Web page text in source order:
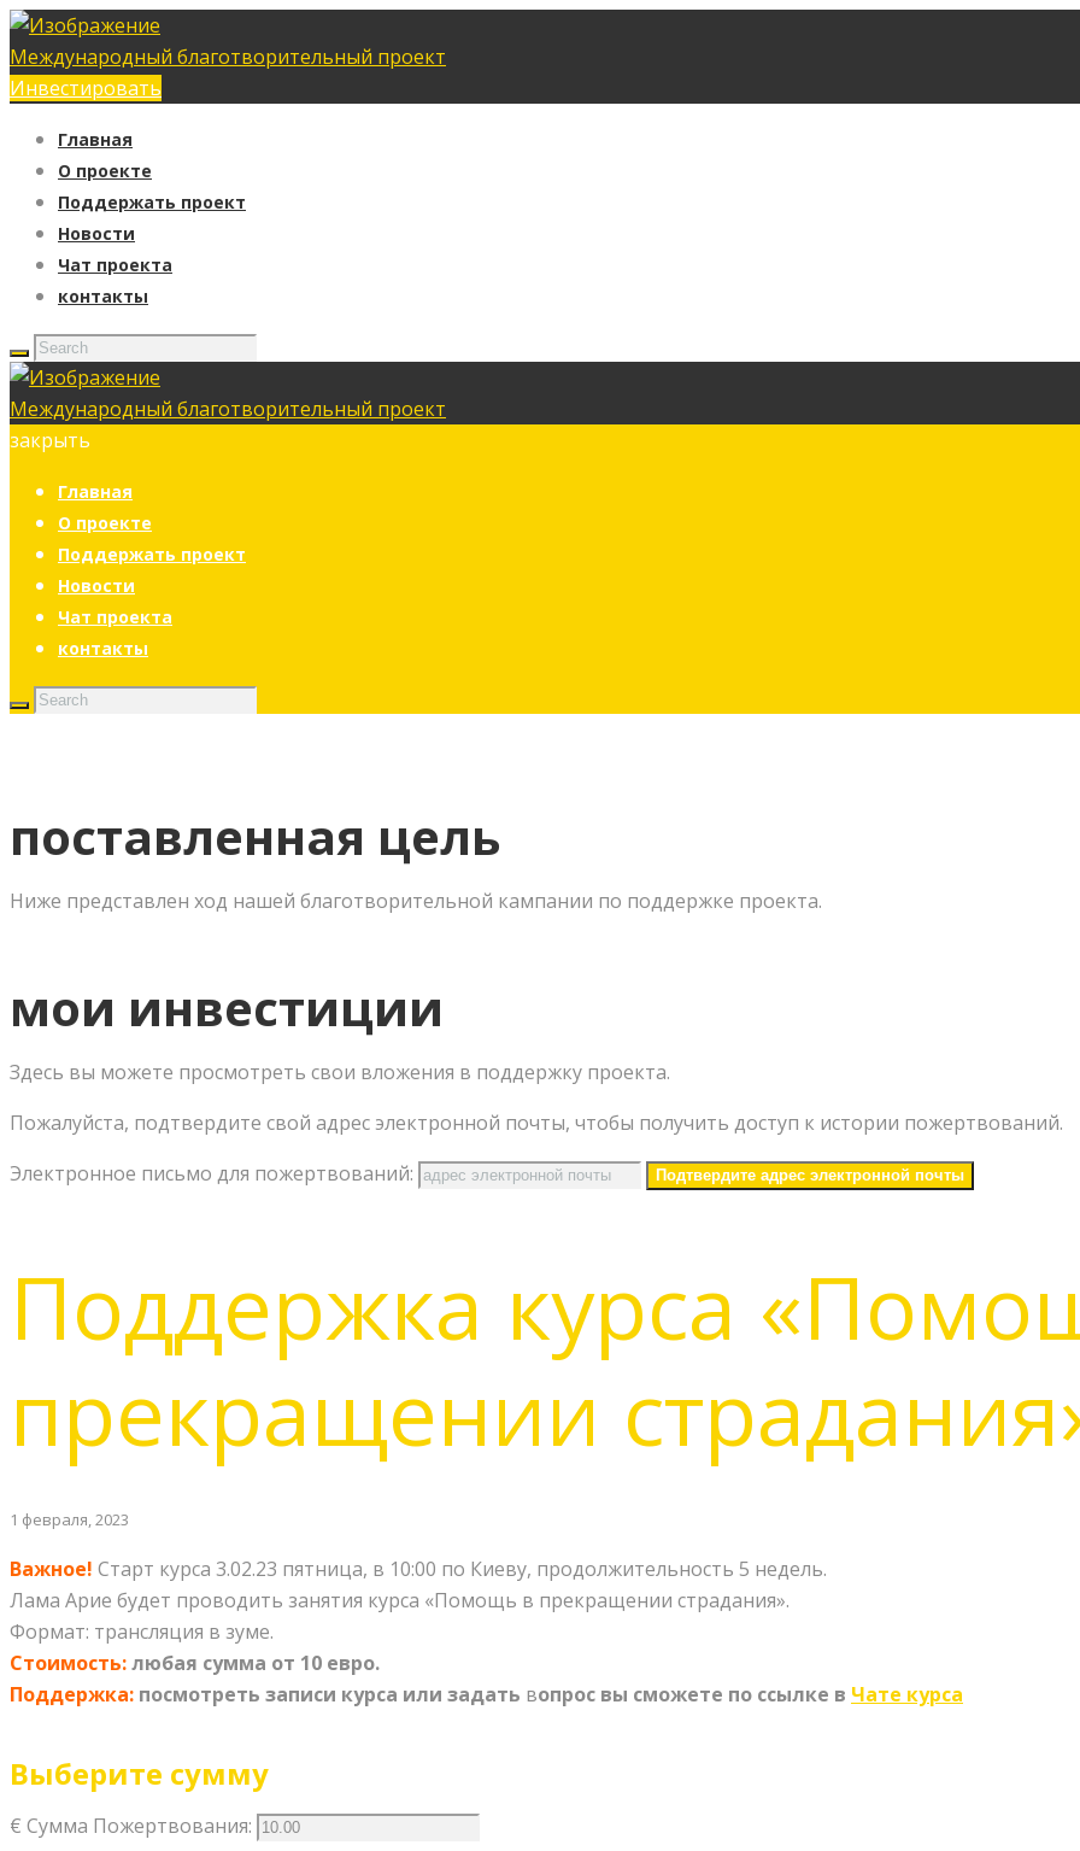
Международный благотворительный проект
Инвестировать
Главная
О проекте
Поддержать проект
Новости
Чат проекта
контакты
Международный благотворительный проект
закрыть
Главная
О проекте
Поддержать проект
Новости
Чат проекта
контакты
поставленная цель
Ниже представлен ход нашей благотворительной кампании по поддержке проекта.
мои инвестиции
Здесь вы можете просмотреть свои вложения в поддержку проекта.
Пожалуйста, подтвердите свой адрес электронной почты, чтобы получить доступ к истории пожертвований.
Электронное письмо для пожертвований:
Поддержка курса
прекращении
1 февраля, 2023
Важное! Старт курса 3.02.23 пятница, в 10:00 по Киеву, продолжительность 5 недель.
Лама Арие будет проводить занятия курса «Помощь в прекращении страдания».
Формат: трансляция в зуме.
Стоимость:любая сумма от 10 евро.
Поддержка: посмотреть записи курса или задать вопрос вы сможете по ссылке в Чате курса
Выберите сумму
€ Сумма Пожертвования: